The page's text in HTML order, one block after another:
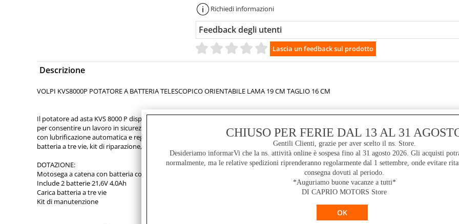
Richiedi informazioni
Feedback degli utenti
Descrizione
VOLPI KVS8000P POTATORE A BATTERIA TELESCOPICO ORIENTABILE LAMA 19 CM TAGLIO 16 CM
Il potatore ad asta KVS 8000 P dispone di doppio interruttore di sicurezza, catene da 1/4" con copertura protettiva e barra da 8",
per consentire un lavoro in sicurezza. È dotato di asta telescopica (lunghezza chiusa: 170 cm- lunghezza aperta: 250cm) e di testa
con lubrificazione automatica e regolabile della catena. Nella confezione standard comprende due batterie cordless al litio da 21,6V 4,0Ah
batteria a tre vie, kit di riparazione, copri barra e una comoda valigetta dove riporre in modo ordinato tutti gli elementi, per un trasporto
DOTAZIONE:
Motosega a catena con batteria cordless al litio
Include 2 batterie 21,6V 4,0Ah
Carica batteria a tre vie
Kit di manutenzione
CHIUSO PER FERIE DAL 13 AL 31
Gentili Clienti, grazie per aver scelto il ns. Store.
Desideriamo informarVi che la ns. attività online è sospesa fino al 31 agosto 2026. Gli acquisti
normalmente, ma le relative spedizioni riprenderanno regolarmente dal 1 settembre, onde evitare
consegna dovuti al periodo.
*Auguriamo buone vacanze a tutti*
DI CAPRIO MOTORS Store